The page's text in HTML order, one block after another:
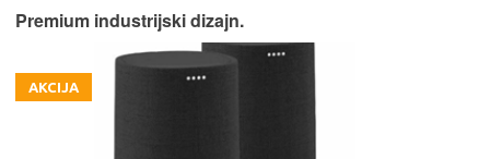
Premium industrijski dizajn.
AKCIJA